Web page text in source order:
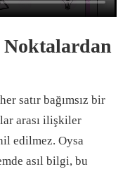
Noktalardan
satır bağımsız bir
arası ilişkiler
edilmez. Oysa
asıl bilgi, bu